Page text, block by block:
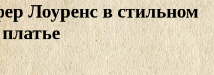
Лоуренс в стильном